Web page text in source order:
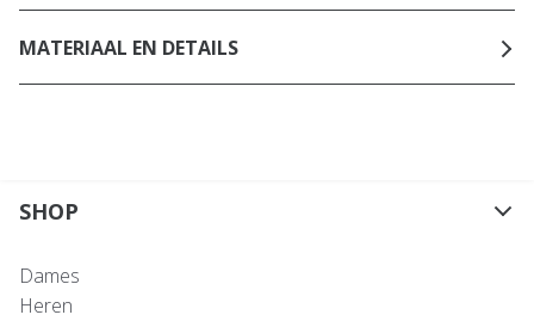
MATERIAAL EN DETAILS
SHOP
Dames
Heren